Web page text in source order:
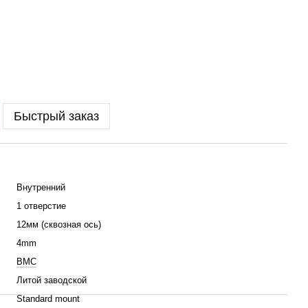
Быстрый заказ
Внутренний
1 отверстие
12мм (сквозная ось)
4mm
BMC
Литой заводской
Standard mount